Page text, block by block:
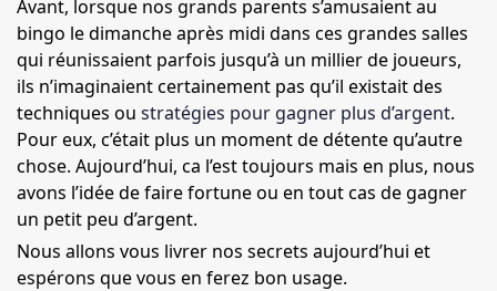
Avant, lorsque nos grands parents s’amusaient au
bingo le dimanche après midi dans ces grandes salles
qui réunissaient parfois jusqu’à un millier de joueurs,
ils n’imaginaient certainement pas qu’il existait des
techniques ou stratégies pour gagner plus d’argent.
Pour eux, c’était plus un moment de détente qu’autre
chose. Aujourd’hui, ca l’est toujours mais en plus, nous
avons l’idée de faire fortune ou en tout cas de gagner
un petit peu d’argent.
Nous allons vous livrer nos secrets aujourd’hui et
espérons que vous en ferez bon usage.